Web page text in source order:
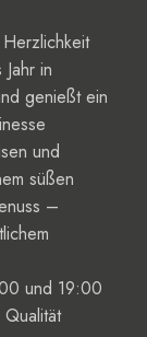
in
genießt ein
und
süßen
–
und 19:00